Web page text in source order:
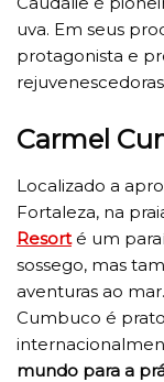
uva. Em seus
protagonista e
Carmel
Localizado a
Fortaleza, na
Resorté um
sossego, mas
aventuras ao
Cumbuco é
mundo para a